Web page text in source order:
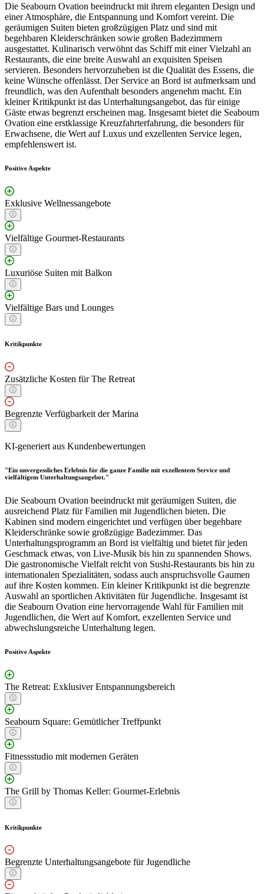
Die Seabourn Ovation beeindruckt mit ihrem eleganten Design und
einer Atmosphäre, die Entspannung und Komfort vereint. Die
geräumigen Suiten bieten großzügigen Platz und sind mit
begehbaren Kleiderschränken sowie großen Badezimmern
ausgestattet. Kulinarisch verwöhnt das Schiff mit einer Vielzahl an
Restaurants, die eine breite Auswahl an exquisiten Speisen
servieren. Besonders hervorzuheben ist die Qualität des Essens, die
keine Wünsche offenlässt. Der Service an Bord ist aufmerksam und
freundlich, was den Aufenthalt besonders angenehm macht. Ein
kleiner Kritikpunkt ist das Unterhaltungsangebot, das für einige
Gäste etwas begrenzt erscheinen mag. Insgesamt bietet die Seabourn
Ovation eine erstklassige Kreuzfahrterfahrung, die besonders für
Erwachsene, die Wert auf Luxus und exzellenten Service legen,
empfehlenswert ist.
Positive Aspekte
Exklusive Wellnessangebote
Vielfältige Gourmet-Restaurants
Luxuriöse Suiten mit Balkon
Vielfältige Bars und Lounges
Kritikpunkte
Zusätzliche Kosten für The Retreat
Begrenzte Verfügbarkeit der Marina
KI-generiert aus Kundenbewertungen
"Ein unvergessliches Erlebnis für die ganze Familie mit exzellentem Service und
vielfältigem Unterhaltungsangebot."
Die Seabourn Ovation beeindruckt mit geräumigen Suiten, die
ausreichend Platz für Familien mit Jugendlichen bieten. Die
Kabinen sind modern eingerichtet und verfügen über begehbare
Kleiderschränke sowie großzügige Badezimmer. Das
Unterhaltungsprogramm an Bord ist vielfältig und bietet für jeden
Geschmack etwas, von Live-Musik bis hin zu spannenden Shows.
Die gastronomische Vielfalt reicht von Sushi-Restaurants bis hin zu
internationalen Spezialitäten, sodass auch anspruchsvolle Gaumen
auf ihre Kosten kommen. Ein kleiner Kritikpunkt ist die begrenzte
Auswahl an sportlichen Aktivitäten für Jugendliche. Insgesamt ist
die Seabourn Ovation eine hervorragende Wahl für Familien mit
Jugendlichen, die Wert auf Komfort, exzellenten Service und
abwechslungsreiche Unterhaltung legen.
Positive Aspekte
The Retreat: Exklusiver Entspannungsbereich
Seabourn Square: Gemütlicher Treffpunkt
Fitnessstudio mit modernen Geräten
The Grill by Thomas Keller: Gourmet-Erlebnis
Kritikpunkte
Begrenzte Unterhaltungsangebote für Jugendliche